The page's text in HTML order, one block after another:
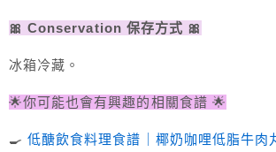
🎀 Conservation 保存方式 🎀
冰箱冷藏。
🌟你可能也會有興趣的相關食譜 🌟
🍳低醣飲食料理食譜｜椰奶咖哩低脂牛